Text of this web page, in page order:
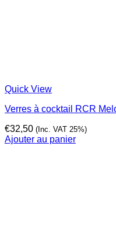
Quick View
Verres à cocktail RCR
€32,50 (Inc. VAT 25%)
Ajouter au panier